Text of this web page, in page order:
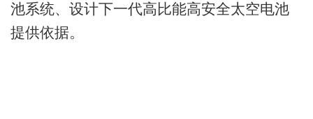
池系统、设计下一代高比能高安全太空电池
提供依据。